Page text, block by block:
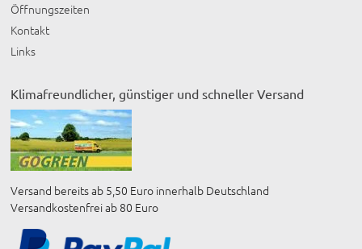
Öffnungszeiten
Kontakt
Links
Klimafreundlicher, günstiger und schneller Versand
Versand bereits ab 5,50 Euro innerhalb Deutschland
Versandkostenfrei ab 80 Euro